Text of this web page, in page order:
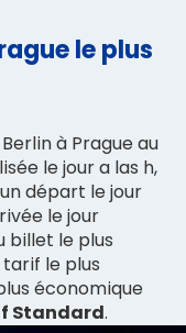
le plus
à Prague au
le jour a las h,
départ le jour
le jour
billet le plus
le plus
économique
Standard.